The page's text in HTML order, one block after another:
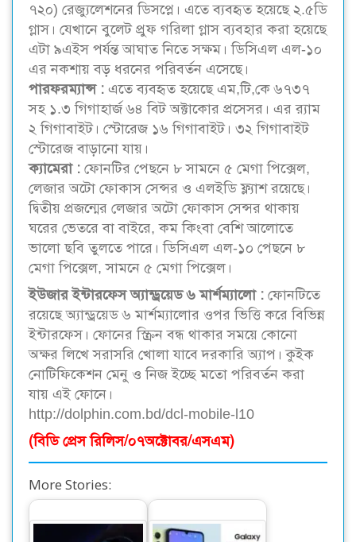
৭২০) রেজ্যুলেশনের ডিসপ্লে। এতে ব্যবহৃত হয়েছে ২.৫ডি
গ্লাস। যেখানে বুলেট প্রুফ গরিলা গ্লাস ব্যবহার করা হয়েছে
এটা ৯এইস পর্যন্ত আঘাত নিতে সক্ষম। ডিসিএল এল-১০
এর নকশায় বড় ধরনের পরিবর্তন এসেছে।
পারফরম্যান্স : এতে ব্যবহৃত হয়েছে এম,টি,কে ৬৭৩৭
সহ ১.৩ গিগাহার্জ ৬৪ বিট অক্টাকোর প্রসেসর। এর র‌্যাম
২ গিগাবাইট। স্টোরেজ ১৬ গিগাবাইট। ৩২ গিগাবাইট
স্টোরেজ বাড়ানো যায়।
ক্যামেরা : ফোনটির পেছনে ৮ সামনে ৫ মেগা পিক্সেল,
লেজার অটো ফোকাস সেন্সর ও এলইডি ফ্ল্যাশ রয়েছে।
দ্বিতীয় প্রজন্মের লেজার অটো ফোকাস সেন্সর থাকায়
ঘরের ভেতরে বা বাইরে, কম কিংবা বেশি আলোতে
ভালো ছবি তুলতে পারে। ডিসিএল এল-১০ পেছনে ৮
মেগা পিক্সেল, সামনে ৫ মেগা পিক্সেল।
ইউজার ইন্টারফেস অ্যান্ড্রয়েড ৬ মার্শম্যালো : ফোনটিতে
রয়েছে অ্যান্ড্রয়েড ৬ মার্শম্যালোর ওপর ভিত্তি করে বিভিন্ন
ইন্টারফেস। ফোনের স্ক্রিন বন্ধ থাকার সময়ে কোনো
অক্ষর লিখে সরাসরি খোলা যাবে দরকারি অ্যাপ। কুইক
নোটিফিকেশন মেনু ও নিজ ইচ্ছে মতো পরিবর্তন করা
যায় এই ফোনে।
http://dolphin.com.bd/dcl-mobile-l10
(বিডি প্রেস রিলিস/০৭অক্টোবর/এসএম)
More Stories: